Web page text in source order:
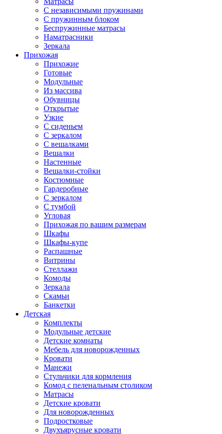
С независимыми пружинами
С пружинным блоком
Беспружинные матрасы
Наматрасники
Зеркала
Прихожая
Прихожие
Готовые
Модульные
Из массива
Обувницы
Открытые
Узкие
С сиденьем
С зеркалом
С вешалками
Вешалки
Настенные
Вешалки-стойки
Костюмные
Гардеробные
С зеркалом
С тумбой
Угловая
Прихожая по вашим размерам
Шкафы
Шкафы-купе
Распашные
Витрины
Стеллажи
Комоды
Зеркала
Скамьи
Банкетки
Детская
Комплекты
Модульные детские
Детские комнаты
Мебель для новорожденных
Кровати
Манежи
Стульчики для кормления
Комод с пеленальным столиком
Матрасы
Детские кровати
Для новорожденных
Подростковые
Двухъярусные кровати